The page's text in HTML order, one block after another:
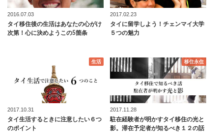
2016.07.03
タイ移住後の生活はあなたの心がけ
次第！心に決めようこの5箇条
2017.02.23
タイに留学しよう！チェンマイ大学
５つの魅力
生活
2017.10.31
タイ生活するときに注意したい６つ
のポイント
移住永住
2017.11.28
駐在経験者が明かすタイ移住の光と
影。滞在予定者が知るべき１２の話